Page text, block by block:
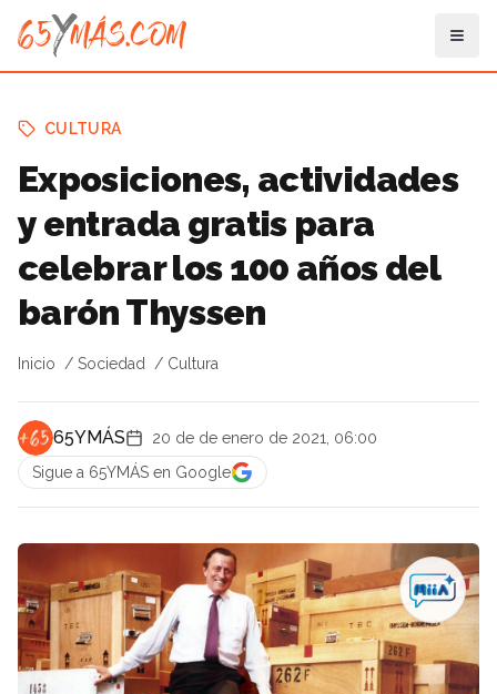
CULTURA
Exposiciones, actividades
y entrada gratis para
celebrar los 100 años del
barón Thyssen
Inicio Sociedad Cultura
65YMÁS
20 de de enero de 2021, 06:00
Sigue a 65YMÁS en Google